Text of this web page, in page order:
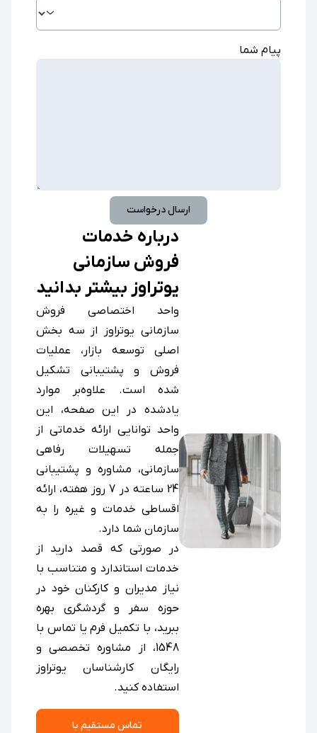
پیام شما
ارسال درخواست
درباره خدمات
فروش سازمانی
یوتراوز بیشتر بدانید
واحد اختصاصی فروش
سازمانی یوتراوز از سه بخش
اصلی توسعه بازار، عملیات
فروش و پشتیبانی تشکیل
شده است. علاوه‌بر موارد
یادشده در این صفحه، این
واحد توانایی ارائه خدماتی از
جمله تسهیلات رفاهی
سازمانی، مشاوره و پشتیبانی
24 ساعته در 7 روز هفته، ارائه
اقساطی خدمات و غیره را به
سازمان شما دارد.
در صورتی که قصد دارید از
خدمات استاندارد و متناسب با
نیاز مدیران و کارکنان خود در
حوزه سفر و گردشگری بهره
ببرید، با تکمیل فرم یا تماس با
1548، از مشاوره تخصصی و
رایگان کارشناسان یوتراوز
استفاده کنید.
تماس مستقیم با